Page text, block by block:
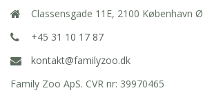
Classensgade 11E, 2100 København Ø
+45 31 10 17 87
kontakt@familyzoo.dk
Family Zoo ApS. CVR nr: 39970465